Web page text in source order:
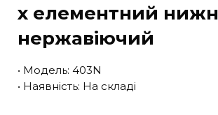
х елементний
нержавіючий
• Модель: 403N
• Наявність: На складі